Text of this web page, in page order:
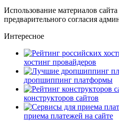
Использование материалов
предварительного согласия
Интересное
хостинг провайдеров
дропшиппинг платформы
конструкторов сайтов
приема платежей на сайте